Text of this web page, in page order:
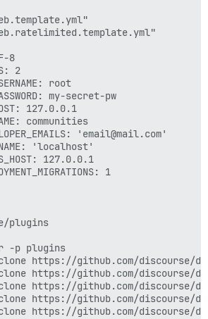
8
2
root
my-secret-pw
127.0.0.1
communities
'email@mail.com'
'localhost'
127.0.0.1
1
plugins
-p plugins
https://github.com/discourse/
https://github.com/discourse/
https://github.com/discourse/
https://github.com/discourse/
https://github.com/discourse/